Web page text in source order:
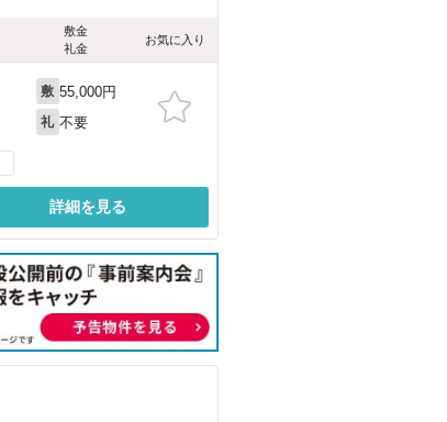
敷金
礼金
お気に入り
敷 55,000円
礼 不要
詳細を見る